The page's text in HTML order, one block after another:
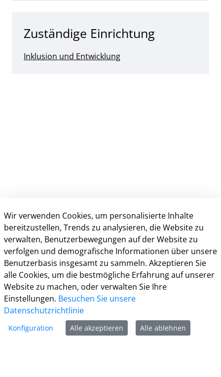
Zuständige Einrichtung
Inklusion und Entwicklung
Kontakt
Informationen
Zur Facebook Seite
Zur Instagram Seite
Wir verwenden Cookies, um personalisierte Inhalte
bereitzustellen, Trends zu analysieren, die Website zu
verwalten, Benutzerbewegungen auf der Website zu
verfolgen und demografische Informationen über unsere
Benutzerbasis insgesamt zu sammeln. Akzeptieren Sie
alle Cookies, um die bestmögliche Erfahrung auf unserer
Website zu machen, oder verwalten Sie Ihre
Einstellungen. Besuchen Sie unsere
Datenschutzrichtlinie
Konfiguration Alle akzeptieren Alle ablehnen